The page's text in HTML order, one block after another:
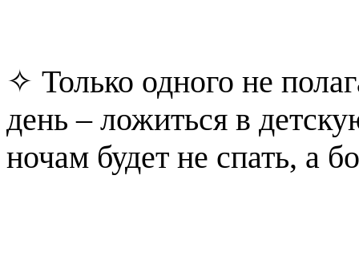
✧ Только одного не
день – ложиться в
ночам будет не спать, а